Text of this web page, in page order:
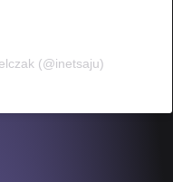
(@inetsaju)